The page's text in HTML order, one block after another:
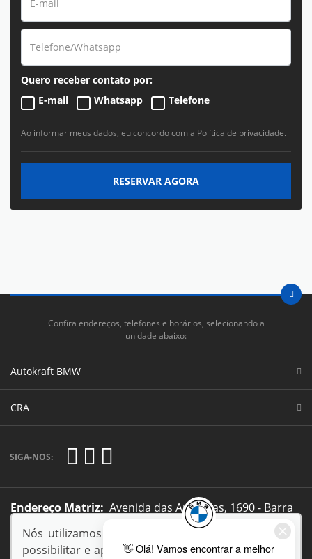
Quero receber contato por:
E-mail
Whatsapp Telefone
Ao informar meus dados, eu concordo com a Política de privacidade.
RESERVAR AGORA
Confira endereços, telefones e horários, selecionando a
unidade abaixo:
Autokraft BMW
CRA
SIGA-NOS:
Endereço Matriz: Avenida das Americas, 1690 - Barra
da Tijuca - Rio de Janeiro-RJ
VEJA VEICULOS JACAREPAGUA LTDA.
Nós utilizamos cookies e outras tecnologias para
possibilitar e aprimorar sua experiência em nosso